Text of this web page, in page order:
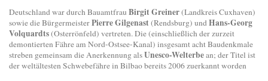
Deutschland war durch Bauamtfrau Birgit Greiner(Landkreis Cuxhaven)
sowie die BürgermeisterPierre Gilgenast(Rendsburg) undHans-Georg
Volquardts(Osterrönfeld) vertreten. Die (einschließlich der zurzeit
demontierten Fähre am Nord-Ostsee-Kanal) insgesamt acht Baudenkmale
streben gemeinsam die Anerkennung alsUnesco-Welterbean; der Titel ist
der weltältesten Schwebefähre in Bilbao bereits 2006 zuerkannt worden